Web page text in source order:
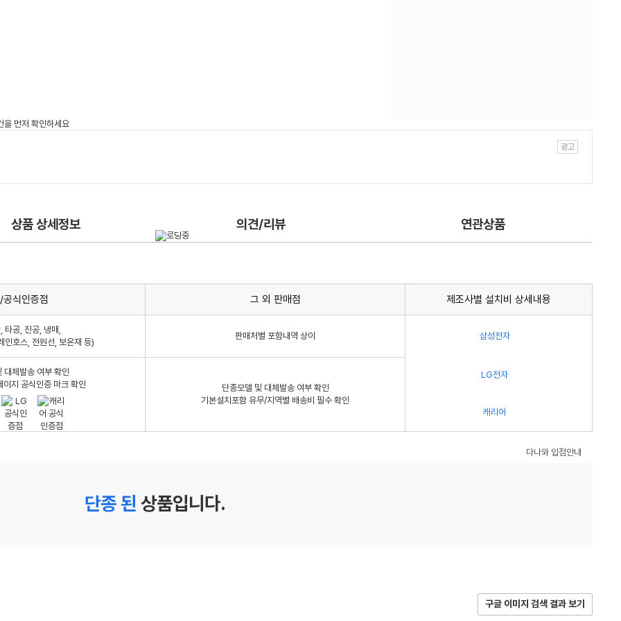
상품 상세정보 의견/리뷰 연관상품
공식인증점 그 외 판매점 제조사별 설치비 상세내용
타공, 진공, 냉매,
인호스, 전원선, 보온재 등)
판매처별 포함내역 상이 삼성전자
대체발송 여부 확인
지 공식인증 마크 확인
단종모델 및 대체발송 여부 확인
기본설치포함 유무/지역별 배송비 필수 확인
LG전자
캐리어
다나와 입점안내
단종 된 상품입니다.
구글 이미지 검색 결과 보기